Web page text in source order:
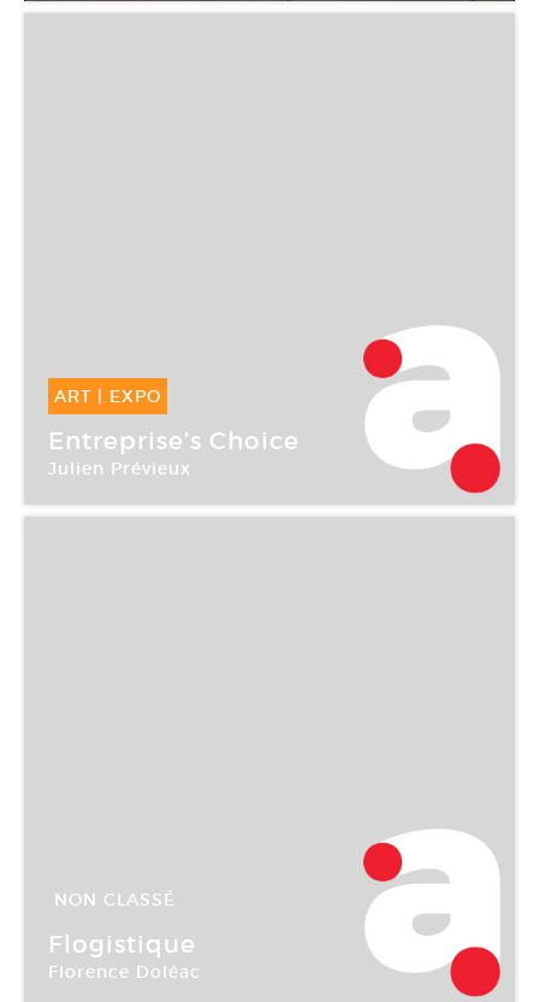
ART | EXPO
01 Déc -19 Jan 2008
Entreprise’s Choice
Julien Prévieux
NON CLASSÉ
03 Juin -24 Juil 2004
Flogistique
Florence Doléac